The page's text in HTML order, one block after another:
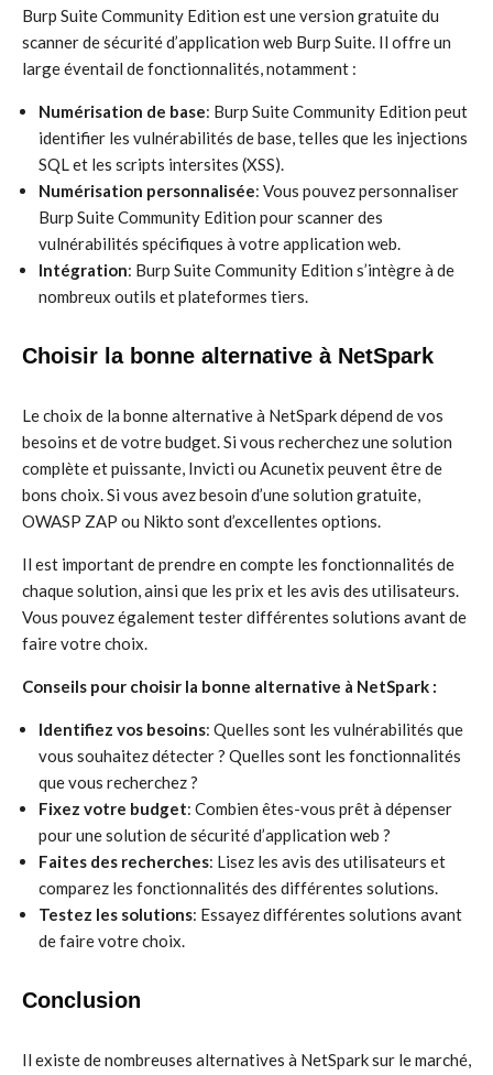
Burp Suite Community Edition est une version gratuite du
scanner de sécurité d’application web Burp Suite. Il offre un
large éventail de fonctionnalités, notamment :
Numérisation de base: Burp Suite Community Edition peut
identifier les vulnérabilités de base, telles que les injections
SQL et les scripts intersites (XSS).
Numérisation personnalisée: Vous pouvez personnaliser
Burp Suite Community Edition pour scanner des
vulnérabilités spécifiques à votre application web.
Intégration: Burp Suite Community Edition s’intègre à de
nombreux outils et plateformes tiers.
Choisir la bonne alternative à NetSpark
Le choix de la bonne alternative à NetSpark dépend de vos
besoins et de votre budget. Si vous recherchez une solution
complète et puissante, Invicti ou Acunetix peuvent être de
bons choix. Si vous avez besoin d’une solution gratuite,
OWASP ZAP ou Nikto sont d’excellentes options.
Il est important de prendre en compte les fonctionnalités de
chaque solution, ainsi que les prix et les avis des utilisateurs.
Vous pouvez également tester différentes solutions avant de
faire votre choix.
Conseils pour choisir la bonne alternative à NetSpark :
Identifiez vos besoins: Quelles sont les vulnérabilités que
vous souhaitez détecter ? Quelles sont les fonctionnalités
que vous recherchez ?
Fixez votre budget: Combien êtes-vous prêt à dépenser
pour une solution de sécurité d’application web ?
Faites des recherches: Lisez les avis des utilisateurs et
comparez les fonctionnalités des différentes solutions.
Testez les solutions: Essayez différentes solutions avant
de faire votre choix.
Conclusion
Il existe de nombreuses alternatives à NetSpark sur le marché,